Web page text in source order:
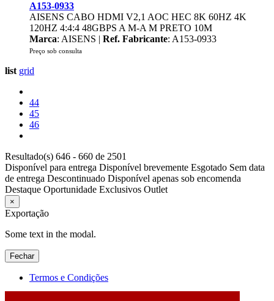
A153-0933
AISENS CABO HDMI V2,1 AOC HEC 8K 60HZ 4K
120HZ 4:4:4 48GBPS A M-A M PRETO 10M
Marca: AISENS | Ref. Fabricante: A153-0933
Preço sob consulta
list grid
44
45
46
Resultado(s) 646 - 660 de 2501
Disponível para entrega Disponível brevemente Esgotado Sem data
de entrega Descontinuado Disponível apenas sob encomenda
Destaque Oportunidade Exclusivos Outlet
×
Exportação
Some text in the modal.
Fechar
Termos e Condições